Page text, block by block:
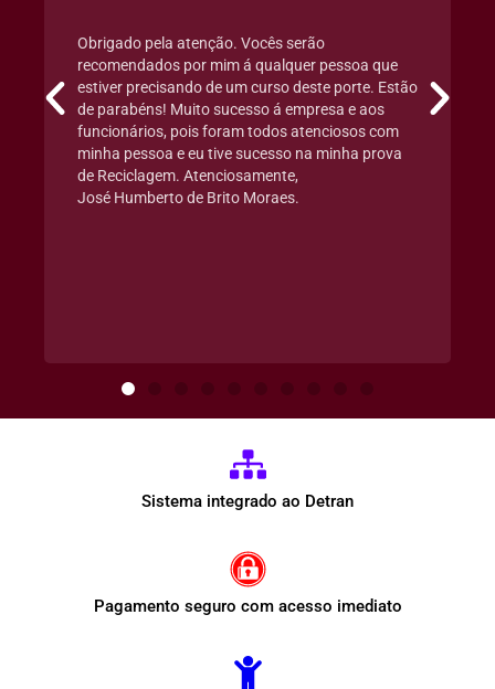
Obrigado pela atenção. Vocês serão
recomendados por mim á qualquer pessoa que
estiver precisando de um curso deste porte. Estão
de parabéns! Muito sucesso á empresa e aos
funcionários, pois foram todos atenciosos com
minha pessoa e eu tive sucesso na minha prova
de Reciclagem. Atenciosamente,
José Humberto de Brito Moraes.
Sistema integrado ao Detran
Pagamento seguro com acesso imediato